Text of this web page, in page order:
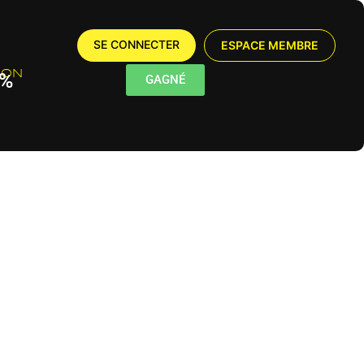
SE CONNECTER ESPACE MEMBRE
GAGNÉ